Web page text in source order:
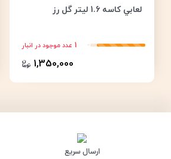
1 عدد موجود در انبار
لعابي كاسه 1.6 لیتر گل رز
1,350,000
ارسال سریع